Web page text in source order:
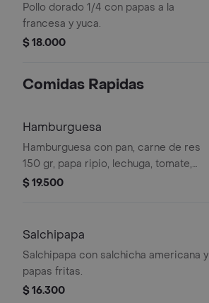
Pollo dorado 1/4 con papas a la
francesa y yuca.
$ 18.000
Comidas Rapidas
Hamburguesa
Hamburguesa con pan, carne de res
150 gr, papa ripio, lechuga, tomate,
cebolla, salsa de tomate y salsa bbq.
$ 19.500
Salchipapa
Salchipapa con salchicha americana y
papas fritas.
$ 16.300